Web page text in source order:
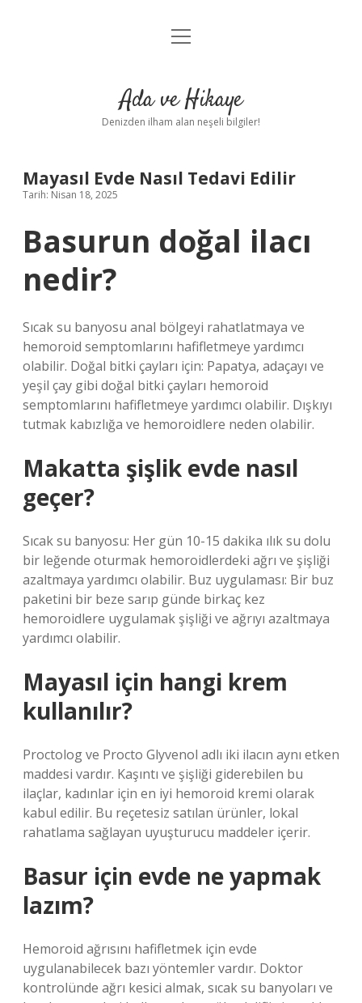
Anasayfa
Yasal Uyarı
menüyü
Ada ve Hikaye
Denizden ilham alan neşeli bilgiler!
Mayasıl Evde Nasıl Tedavi Edilir
Tarih: Nisan 18, 2025
Basurun doğal ilacı
nedir?
Sıcak su banyosu anal bölgeyi rahatlatmaya ve
hemoroid semptomlarını hafifletmeye yardımcı
olabilir. Doğal bitki çayları için: Papatya, adaçayı ve
yeşil çay gibi doğal bitki çayları hemoroid
semptomlarını hafifletmeye yardımcı olabilir. Dışkıyı
tutmak kabızlığa ve hemoroidlere neden olabilir.
Makatta şişlik evde nasıl
geçer?
Sıcak su banyosu: Her gün 10-15 dakika ılık su dolu
bir leğende oturmak hemoroidlerdeki ağrı ve şişliği
azaltmaya yardımcı olabilir. Buz uygulaması: Bir buz
paketini bir beze sarıp günde birkaç kez
hemoroidlere uygulamak şişliği ve ağrıyı azaltmaya
yardımcı olabilir.
Mayasıl için hangi krem
kullanılır?
Proctolog ve Procto Glyvenol adlı iki ilacın aynı etken
maddesi vardır. Kaşıntı ve şişliği giderebilen bu
ilaçlar, kadınlar için en iyi hemoroid kremi olarak
kabul edilir. Bu reçetesiz satılan ürünler, lokal
rahatlama sağlayan uyuşturucu maddeler içerir.
Basur için evde ne yapmak
lazım?
Hemoroid ağrısını hafifletmek için evde
uygulanabilecek bazı yöntemler vardır. Doktor
kontrolünde ağrı kesici almak, sıcak su banyoları ve